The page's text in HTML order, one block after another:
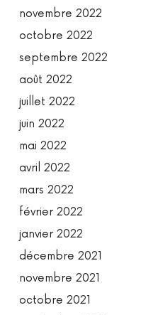
novembre 2022
octobre 2022
septembre 2022
août 2022
juillet 2022
juin 2022
mai 2022
avril 2022
mars 2022
février 2022
janvier 2022
décembre 2021
novembre 2021
octobre 2021